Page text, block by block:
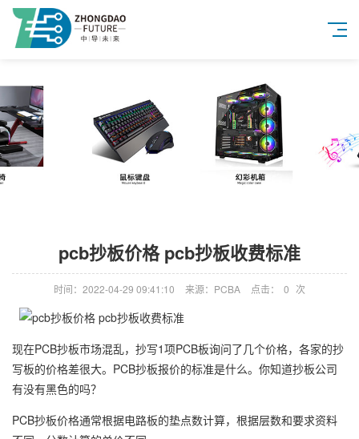
pcb抄板价格 pcb抄板收费标准
时间：2022-04-29 09:41:10 来源：PCBA 点击： 0 次
现在PCB抄板市场混乱，抄写1项PCB板询问了几个价格，各家的抄
写板的价格差很大。PCB抄板报价的标准是什么。你知道抄板公司
有没有黑色的吗？
PCB抄板价格通常根据电路板的垫点数计算，根据层数和要求资料